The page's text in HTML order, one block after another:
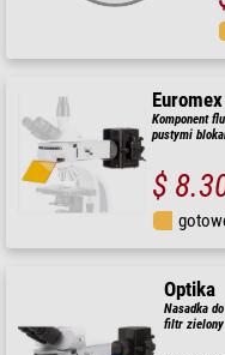
Euromex
Komponent
pustymi
$
Optika
Nasadka
filtr zielony